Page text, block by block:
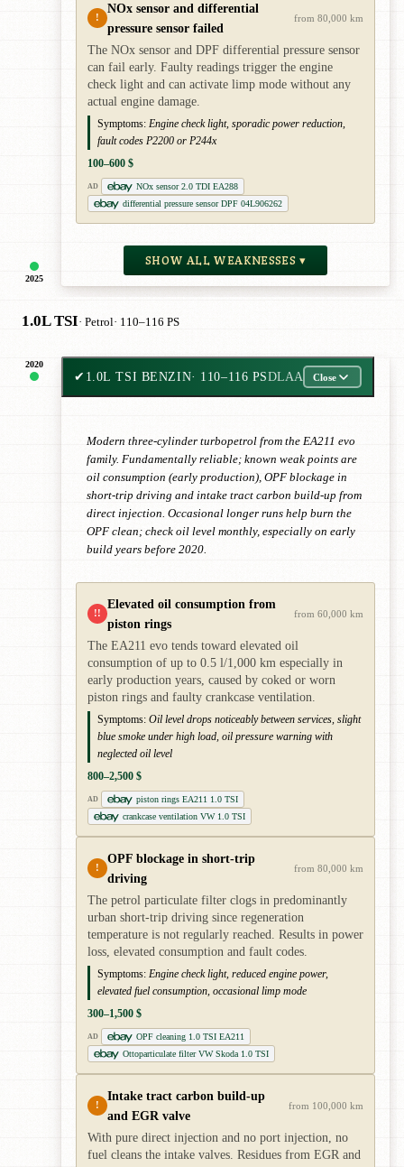
2025
!
NOx sensor and differential
pressure sensor failed
from 80,000 km
The NOx sensor and DPF differential pressure sensor
can fail early. Faulty readings trigger the engine
check light and can activate limp mode without any
actual engine damage.
Symptoms: Engine check light, sporadic power reduction,
fault codes P2200 or P244x
100–600 $
AD
NOx sensor 2.0 TDI EA288
differential pressure sensor DPF 04L906262
SHOW ALL WEAKNESSES ▾
1.0L TSI· Petrol· 110–116 PS
2020
✔ 1.0L TSI BENZIN· 110–116 PSDLAA Close
Modern three-cylinder turbopetrol from the EA211 evo
family. Fundamentally reliable; known weak points are
oil consumption (early production), OPF blockage in
short-trip driving and intake tract carbon build-up from
direct injection. Occasional longer runs help burn the
OPF clean; check oil level monthly, especially on early
build years before 2020.
!!
Elevated oil consumption from
piston rings
from 60,000 km
The EA211 evo tends toward elevated oil
consumption of up to 0.5 l/1,000 km especially in
early production years, caused by coked or worn
piston rings and faulty crankcase ventilation.
Symptoms: Oil level drops noticeably between services, slight
blue smoke under high load, oil pressure warning with
neglected oil level
800–2,500 $
AD
piston rings EA211 1.0 TSI
crankcase ventilation VW 1.0 TSI
!
OPF blockage in short-trip
driving
from 80,000 km
The petrol particulate filter clogs in predominantly
urban short-trip driving since regeneration
temperature is not regularly reached. Results in power
loss, elevated consumption and fault codes.
Symptoms: Engine check light, reduced engine power,
elevated fuel consumption, occasional limp mode
300–1,500 $
AD
OPF cleaning 1.0 TSI EA211
Ottoparticulate filter VW Skoda 1.0 TSI
!
Intake tract carbon build-up
and EGR valve
from 100,000 km
With pure direct injection and no port injection, no
fuel cleans the intake valves. Residues from EGR and